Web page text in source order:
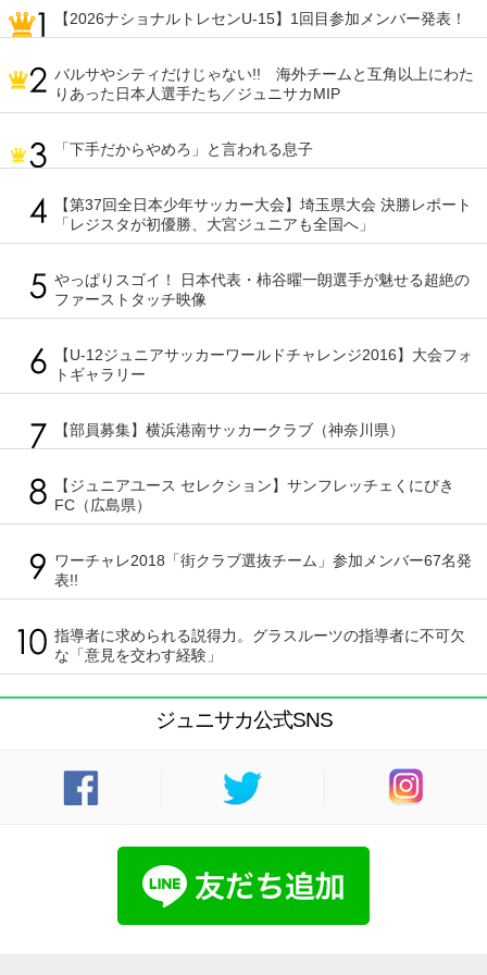
【2026ナショナルトレセンU-15】1回目参加メンバー発表！
バルサやシティだけじゃない!! 海外チームと互角以上にわた
りあった日本人選手たち／ジュニサカMIP
「下手だからやめろ」と言われる息子
【第37回全日本少年サッカー大会】埼玉県大会 決勝レポート
「レジスタが初優勝、大宮ジュニアも全国へ」
やっぱりスゴイ！ 日本代表・柿谷曜一朗選手が魅せる超絶の
ファーストタッチ映像
【U-12ジュニアサッカーワールドチャレンジ2016】大会フォ
トギャラリー
【部員募集】横浜港南サッカークラブ（神奈川県）
【ジュニアユース セレクション】サンフレッチェくにびき
FC（広島県）
ワーチャレ2018「街クラブ選抜チーム」参加メンバー67名発
表!!
指導者に求められる説得力。グラスルーツの指導者に不可欠
な「意見を交わす経験」
ジュニサカ公式SNS